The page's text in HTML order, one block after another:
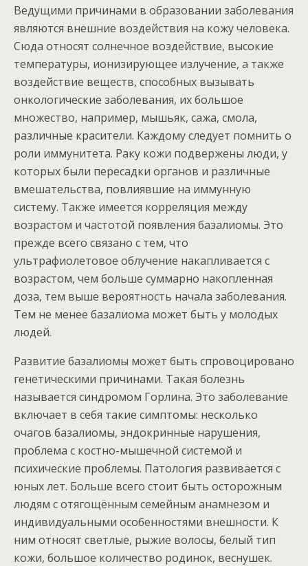
Ведущими причинами в образовании заболевания
являются внешние воздействия на кожу человека.
Сюда относят солнечное воздействие, высокие
температуры, ионизирующее излучение, а также
воздействие веществ, способных вызывать
онкологические заболевания, их большое
множество, например, мышьяк, сажа, смола,
различные красители. Каждому следует помнить о
роли иммунитета. Раку кожи подвержены люди, у
которых были пересадки органов и различные
вмешательства, повлиявшие на иммунную
систему. Также имеется корреляция между
возрастом и частотой появления базалиомы. Это
прежде всего связано с тем, что
ультрафиолетовое облучение накапливается с
возрастом, чем больше суммарно накопленная
доза, тем выше вероятность начала заболевания.
Тем не менее базалиома может быть у молодых
людей.
Развитие базалиомы может быть спровоцировано
генетическими причинами. Такая болезнь
называется синдромом Горлина. Это заболевание
включает в себя такие симптомы: несколько
очагов базалиомы, эндокринные нарушения,
проблема с костно-мышечной системой и
психические проблемы. Патология развивается с
юных лет. Больше всего стоит быть осторожным
людям с отягощённым семейным анамнезом и
индивидуальными особенностями внешности. К
ним относят светлые, рыжие волосы, белый тип
кожи, большое количество родинок, веснушек.